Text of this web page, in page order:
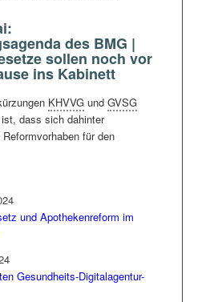
des BMG |
sollen noch vor
ins Kabinett
KHVVGund GVSG
dass sich dahinter
für den
Sektor verbergen,
sein, was das
eine interne Vorhabenplanung
den 22. April – ganze zehn
auf, die in den
mindestens das Kabinett
auch in die erste Lesung im
Darunter die Physiotherapie-
und Apothekenreform im
Gesundheits-Digitalagentur-